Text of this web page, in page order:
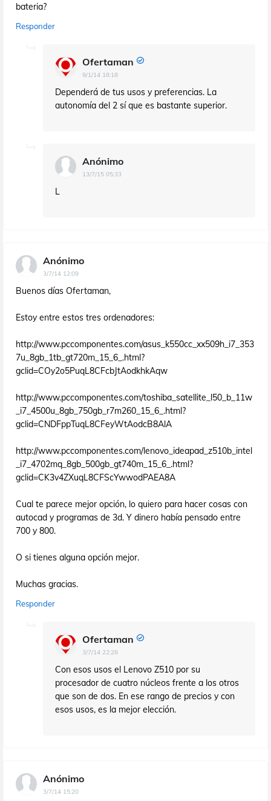
bateria?
Responder
Ofertaman
9/1/14 18:18
Dependerá de tus usos y preferencias. La
autonomía del 2 sí que es bastante superior.
Anónimo
13/7/15 05:33
L
Anónimo
3/7/14 12:09
Buenos días Ofertaman,
Estoy entre estos tres ordenadores:
http://www.pccomponentes.com/asus_k550cc_xx509h_i7_353
7u_8gb_1tb_gt720m_15_6_.html?
gclid=COy2o5PuqL8CFcbJtAodkhkAqw
http://www.pccomponentes.com/toshiba_satellite_l50_b_11w
_i7_4500u_8gb_750gb_r7m260_15_6_.html?
gclid=CNDFppTuqL8CFeyWtAodcB8AlA
http://www.pccomponentes.com/lenovo_ideapad_z510b_intel
_i7_4702mq_8gb_500gb_gt740m_15_6_.html?
gclid=CK3v4ZXuqL8CFScYwwodPAEA8A
Cual te parece mejor opción, lo quiero para hacer cosas con
autocad y programas de 3d. Y dinero había pensado entre
700 y 800.
O si tienes alguna opción mejor.
Muchas gracias.
Responder
Ofertaman
3/7/14 22:28
Con esos usos el Lenovo Z510 por su
procesador de cuatro núcleos frente a los otros
que son de dos. En ese rango de precios y con
esos usos, es la mejor elección.
Anónimo
3/7/14 15:20